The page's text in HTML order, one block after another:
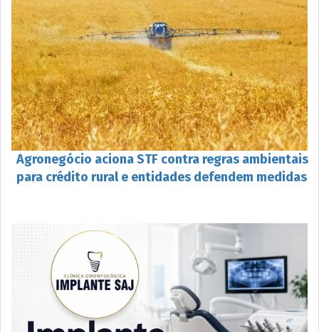
Agronegócio aciona STF contra regras ambientais
para crédito rural e entidades defendem medidas